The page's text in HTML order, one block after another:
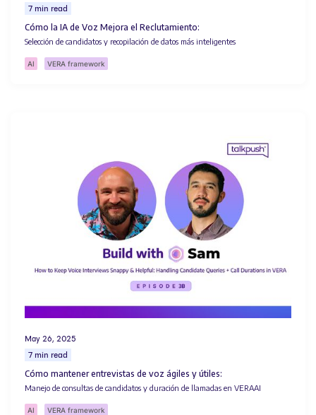
7 min read
Cómo la IA de Voz Mejora el Reclutamiento:
Selección de candidatos y recopilación de datos más inteligentes
AI VERA framework
May 26, 2025
7 min read
Cómo mantener entrevistas de voz ágiles y útiles:
Manejo de consultas de candidatos y duración de llamadas en VERAAI
AI VERA framework